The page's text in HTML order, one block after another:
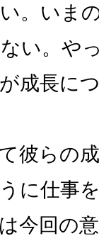
。いま
い。や
成長に
彼らの
に仕事
今回の